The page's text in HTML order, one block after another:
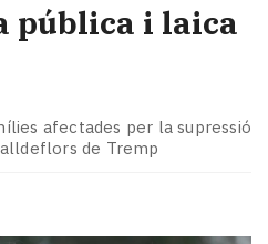
pública i laica
afectades per la supressió
de Tremp